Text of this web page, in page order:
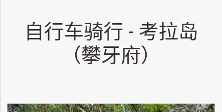
自行车骑行 - 考拉岛
（攀牙府）